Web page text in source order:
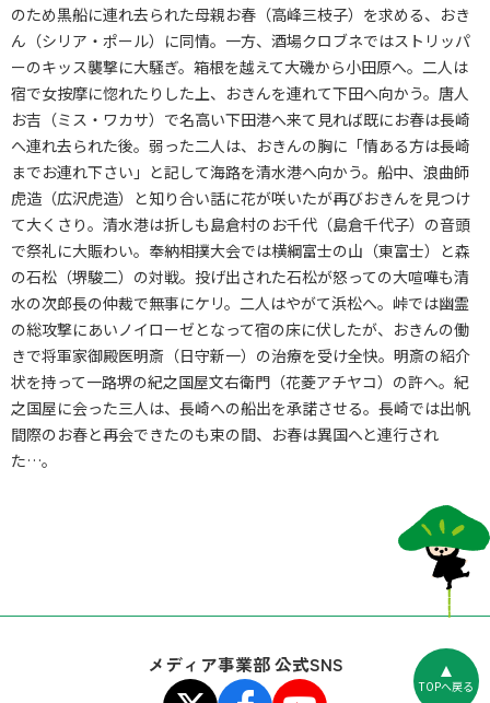
のため黒船に連れ去られた母親お春（高峰三枝子）を求める、おき
ん（シリア・ポール）に同情。一方、酒場クロブネではストリッパ
ーのキッス襲撃に大騒ぎ。箱根を越えて大磯から小田原へ。二人は
宿で女按摩に惚れたりした上、おきんを連れて下田へ向かう。唐人
お吉（ミス・ワカサ）で名高い下田港へ来て見れば既にお春は長崎
へ連れ去られた後。弱った二人は、おきんの胸に「情ある方は長崎
までお連れ下さい」と記して海路を清水港へ向かう。船中、浪曲師
虎造（広沢虎造）と知り合い話に花が咲いたが再びおきんを見つけ
て大くさり。清水港は折しも島倉村のお千代（島倉千代子）の音頭
で祭礼に大賑わい。奉納相撲大会では横綱富士の山（東富士）と森
の石松（堺駿二）の対戦。投げ出された石松が怒っての大喧嘩も清
水の次郎長の仲裁で無事にケリ。二人はやがて浜松へ。峠では幽霊
の総攻撃にあいノイローゼとなって宿の床に伏したが、おきんの働
きで将軍家御殿医明斎（日守新一）の治療を受け全快。明斎の紹介
状を持って一路堺の紀之国屋文右衛門（花菱アチヤコ）の許へ。紀
之国屋に会った三人は、長崎への船出を承諾させる。長崎では出帆
間際のお春と再会できたのも束の間、お春は異国へと連行され
た…。
TOPへ戻る
メディア事業部 公式SNS